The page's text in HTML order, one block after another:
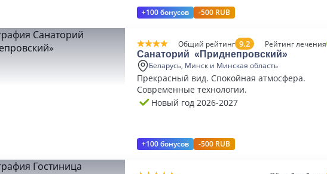
+100 бонусов -500 RUB
Общий рейтинг 9.2 Рейтинг лечения
Санаторий «Приднепровский»
Беларусь, Минск и Минская область
Прекрасный вид. Спокойная атмосфера.
Современные технологии.
Новый год 2026-2027
+100 бонусов -500 RUB